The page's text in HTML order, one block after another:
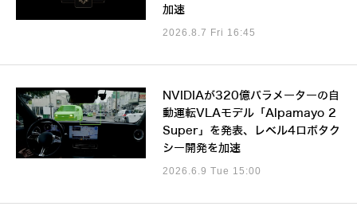
加速
2026.8.7 Fri 16:45
NVIDIAが320億パラメーターの自
動運転VLAモデル「Alpamayo 2
Super」を発表、レベル4ロボタク
シー開発を加速
2026.6.9 Tue 15:00